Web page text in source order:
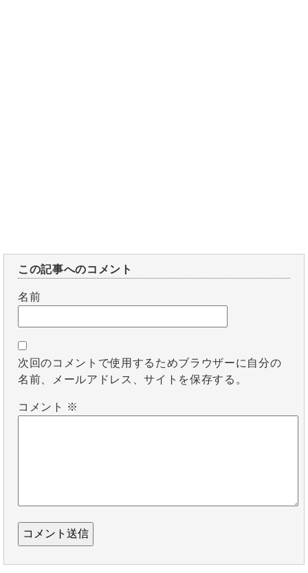
この記事へのコメント
名前
次回のコメントで使用するためブラウザーに自分の
名前、メールアドレス、サイトを保存する。
コメント ※